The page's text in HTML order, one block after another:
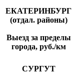
ЕКАТЕРИНБУРГ
(отдал. районы)
Выезд за пределы
города, руб./км
СУРГУТ